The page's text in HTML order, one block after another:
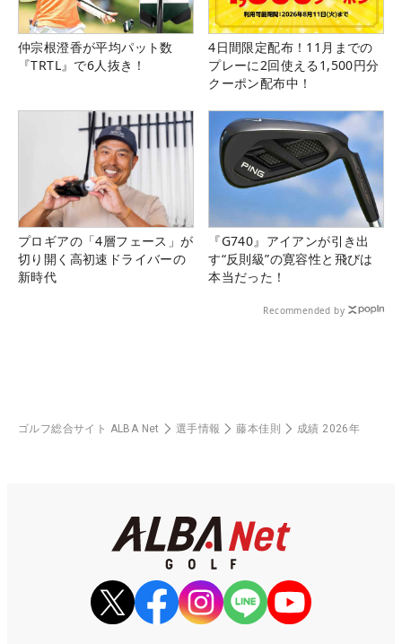
仲宗根澄香が平均パット数
『TRTL』で6人抜き！
4日間限定配布！11月までの
プレーに2回使える1,500円分
クーポン配布中！
プロギアの「4層フェース」が
切り開く高初速ドライバーの
新時代
『G740』アイアンが引き出
す“反則級”の寛容性と飛びは
本当だった！
Recommended by
ゴルフ総合サイト ALBA Net 選手情報 藤本佳則 成績 2026年